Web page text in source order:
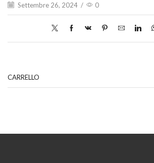
Settembre 26, 2024 / 0
CARRELLO